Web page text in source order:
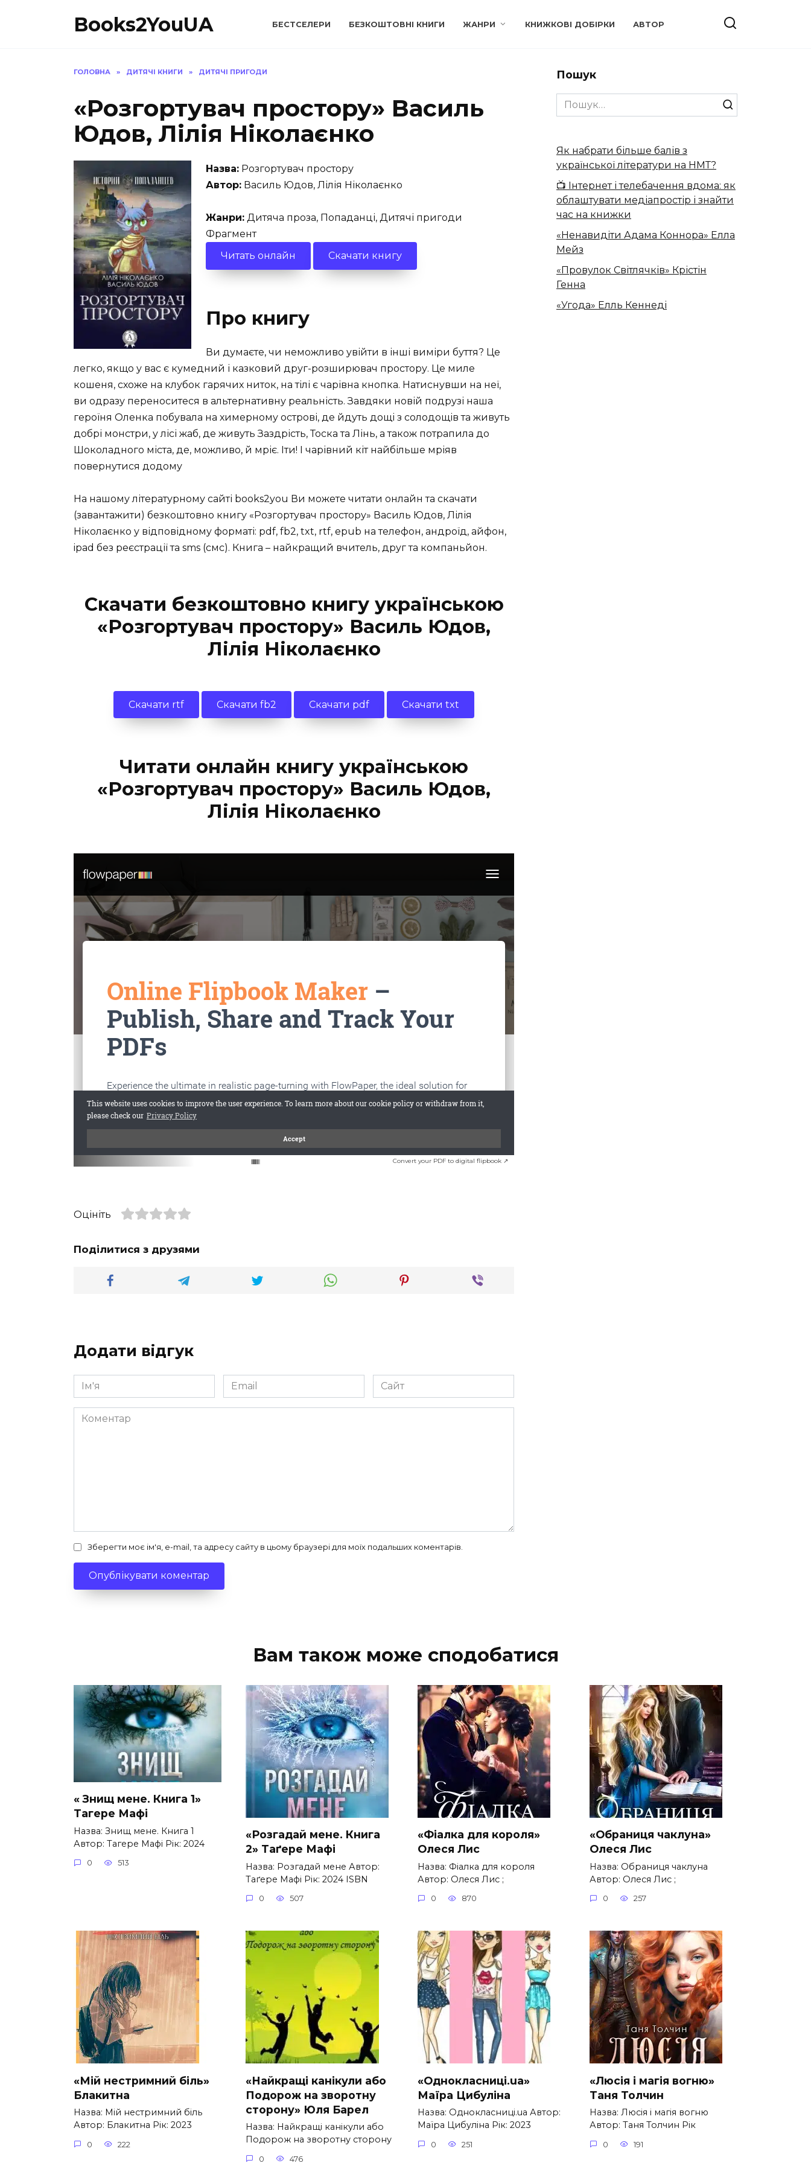
Books2YouUA БЕСТСЕЛЕРИ БЕЗКОШТОВНІ КНИГИ ЖАНРИ КНИЖКОВІ ДОБІРКИ АВТОР
ГОЛОВНА » ДИТЯЧІ КНИГИ » ДИТЯЧІ ПРИГОДИ
«Розгортувач простору» Василь
Юдов, Лілія Ніколаєнко
Назва: Розгортувач простору
Автор: Василь Юдов, Лілія Ніколаєнко
Жанри: Дитяча проза, Попаданці, Дитячі пригоди
Фрагмент
Читать онлайн
Скачати книгу
Про книгу
Ви думаєте, чи неможливо увійти в інші виміри буття? Це
легко, якщо у вас є кумедний і казковий друг-розширювач простору. Це миле
кошеня, схоже на клубок гарячих ниток, на тілі є чарівна кнопка. Натиснувши на неї,
ви одразу переноситеся в альтернативну реальність. Завдяки новій подрузі наша
героїня Оленка побувала на химерному острові, де йдуть дощі з солодощів та живуть
добрі монстри, у лісі жаб, де живуть Заздрість, Тоска та Лінь, а також потрапила до
Шоколадного міста, де, можливо, й мріє. Іти! І чарівний кіт найбільше мріяв
повернутися додому
На нашому літературному сайті books2you Ви можете читати онлайн та скачати
(завантажити) безкоштовно книгу «Розгортувач простору» Василь Юдов, Лілія
Ніколаєнко у відповідному форматі: pdf, fb2, txt, rtf, epub на телефон, андроїд, айфон,
ipad без реєстрації та sms (смс). Книга – найкращий вчитель, друг та компаньйон.
Скачати безкоштовно книгу українською
«Розгортувач простору» Василь Юдов,
Лілія Ніколаєнко
Скачати rtf Скачати fb2 Скачати pdf Скачати txt
Читати онлайн книгу українською
«Розгортувач простору» Василь Юдов,
Лілія Ніколаєнко
Convert your PDF to digital flipbook ↗
Оцініть
Поділитися з друзями
Додати відгук
Ім'я
*
Email
*
Сайт
Коментар
Зберегти моє ім'я, e-mail, та адресу сайту в цьому браузері для моїх подальших коментарів.
Пошук
Search
for:
Як набрати більше балів з
української літератури на НМТ?
📺 Інтернет і телебачення вдома: як
облаштувати медіапростір і знайти
час на книжки
«Ненавидіти Адама Коннора» Елла
Мейз
«Провулок Світлячків» Крістін
Генна
«Угода» Елль Кеннеді
Вам також може сподобатися
« Знищ мене. Книга 1»
Тагере Мафі
Назва: Знищ мене. Книга 1
Автор: Тагере Мафі Рік: 2024
0 513
«Розгадай мене. Книга
2» Таґере Мафі
Назва: Розгадай мене Автор:
Таґере Мафі Рік: 2024 ISBN
0 507
«Фіалка для короля»
Олеся Лис
Назва: Фіалка для короля
Автор: Олеся Лис ;
0 870
«Обраниця чаклуна»
Олеся Лис
Назва: Обраниця чаклуна
Автор: Олеся Лис ;
0 257
«Мій нестримний біль»
Блакитна
Назва: Мій нестримний біль
Автор: Блакитна Рік: 2023
0 222
«Найкращі канікули або
Подорож на зворотну
сторону» Юля Барел
Назва: Найкращі канікули або
Подорож на зворотну сторону
0 476
«Однокласниці.ua»
Маїра Цибуліна
Назва: Однокласниці.ua Автор:
Маїра Цибуліна Рік: 2023
0 251
«Люсія і магія вогню»
Таня Толчин
Назва: Люсія і магія вогню
Автор: Таня Толчин Рік
0 191